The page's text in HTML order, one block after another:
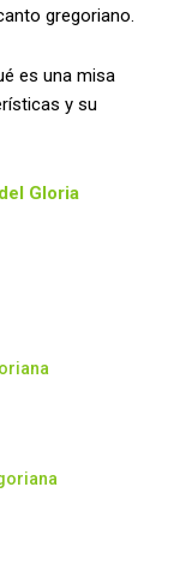
gregoriano.
es una misa
y su
Gloria